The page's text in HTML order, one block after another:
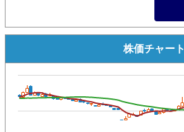
株価チャート